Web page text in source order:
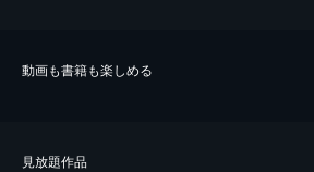
動画も書籍も楽しめる
⾒放題作品